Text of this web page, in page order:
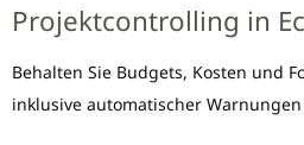
Projektcontrolling in
Behalten Sie Budgets, Kosten und
inklusive automatischer